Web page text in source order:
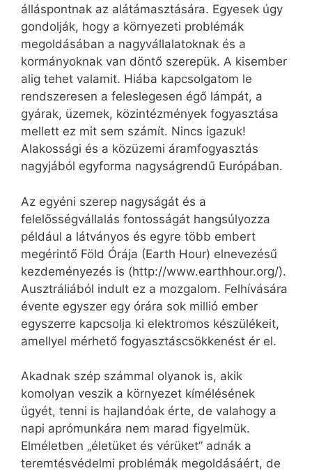
álláspontnak az alátámasztására. Egyesek úgy
gondolják, hogy a környezeti problémák
megoldásában a nagyvállalatoknak és a
kormányoknak van döntő szerepük. A kisember
alig tehet valamit. Hiába kapcsolgatom le
rendszeresen a feleslegesen égő lámpát, a
gyárak, üzemek, közintézmények fogyasztása
mellett ez mit sem számít. Nincs igazuk!
Alakossági és a közüzemi áramfogyasztás
nagyjából egyforma nagyságrendű Európában.
Az egyéni szerep nagyságát és a
felelősségvállalás fontosságát hangsúlyozza
például a látványos és egyre több embert
megérintő Föld Órája (Earth Hour) elnevezésű
kezdeményezés is (http://www.earthhour.org/).
Ausztráliából indult ez a mozgalom. Felhívására
évente egyszer egy órára sok millió ember
egyszerre kapcsolja ki elektromos készülékeit,
amellyel mérhető fogyasztáscsökkenést ér el.
Akadnak szép számmal olyanok is, akik
komolyan veszik a környezet kímélésének
ügyét, tenni is hajlandóak érte, de valahogy a
napi aprómunkára nem marad figyelmük.
Elméletben „életüket és vérüket” adnák a
teremtésvédelmi problémák megoldásáért, de